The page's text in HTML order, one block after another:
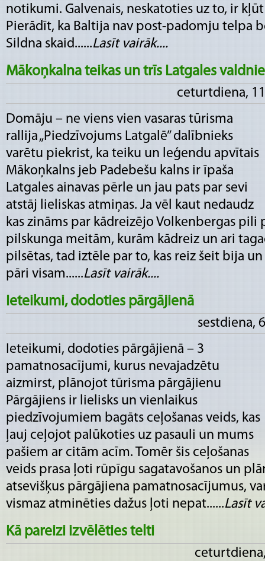
notikumi. Galvenais, neskatoties uz to, ir
Pierādīt, ka Baltija nav post-padomju telpa
Sildna skaid......Lasīt vairāk....
Mākoņkalna teikas un trīs Latgales
ceturtdiena,
Domāju – ne viens vien vasaras tūrisma
rallija „Piedzīvojums Latgalē” dalībnieks
varētu piekrist, ka teiku un leģendu apvītais
Mākoņkalns jeb Padebešu kalns ir īpaša
Latgales ainavas pērle un jau pats par sevi
atstāj lieliskas atmiņas. Ja vēl kaut nedaudz
kas zināms par kādreizējo Volkenbergas pili
pilskunga meitām, kurām kādreiz un ari
pilsētas, tad iztēle par to, kas reiz šeit bija
pāri visam......Lasīt vairāk....
Ieteikumi, dodoties pārgājienā
sestdiena,
Ieteikumi, dodoties pārgājienā – 3
pamatnosacījumi, kurus nevajadzētu
aizmirst, plānojot tūrisma pārgājienu
Pārgājiens ir lielisks un vienlaikus
piedzīvojumiem bagāts ceļošanas veids, kas
ļauj ceļojot palūkoties uz pasauli un mums
pašiem ar citām acīm. Tomēr šis ceļošanas
veids prasa ļoti rūpīgu sagatavošanos un
atsevišķus pārgājiena pamatnosacījumus,
vismaz atminēties dažus ļoti nepat......Lasīt
Kā pareizi izvēlēties telti